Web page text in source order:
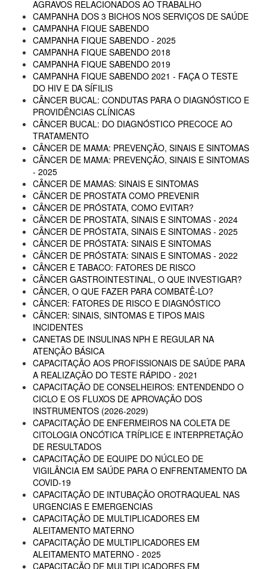
AGRAVOS RELACIONADOS AO TRABALHO
CAMPANHA DOS 3 BICHOS NOS SERVIÇOS DE SAÚDE
CAMPANHA FIQUE SABENDO
CAMPANHA FIQUE SABENDO - 2025
CAMPANHA FIQUE SABENDO 2018
CAMPANHA FIQUE SABENDO 2019
CAMPANHA FIQUE SABENDO 2021 - FAÇA O TESTE
DO HIV E DA SÍFILIS
CÂNCER BUCAL: CONDUTAS PARA O DIAGNÓSTICO E
PROVIDÊNCIAS CLÍNICAS
CÂNCER BUCAL: DO DIAGNÓSTICO PRECOCE AO
TRATAMENTO
CÂNCER DE MAMA: PREVENÇÃO, SINAIS E SINTOMAS
CÂNCER DE MAMA: PREVENÇÃO, SINAIS E SINTOMAS
- 2025
CÂNCER DE MAMAS: SINAIS E SINTOMAS
CÂNCER DE PROSTATA COMO PREVENIR
CÂNCER DE PRÓSTATA, COMO EVITAR?
CÂNCER DE PROSTATA, SINAIS E SINTOMAS - 2024
CÂNCER DE PRÓSTATA, SINAIS E SINTOMAS - 2025
CÂNCER DE PRÓSTATA: SINAIS E SINTOMAS
CÂNCER DE PRÓSTATA: SINAIS E SINTOMAS - 2022
CÂNCER E TABACO: FATORES DE RISCO
CÂNCER GASTROINTESTINAL, O QUE INVESTIGAR?
CÂNCER, O QUE FAZER PARA COMBATÊ-LO?
CÂNCER: FATORES DE RISCO E DIAGNÓSTICO
CÂNCER: SINAIS, SINTOMAS E TIPOS MAIS
INCIDENTES
CANETAS DE INSULINAS NPH E REGULAR NA
ATENÇÃO BÁSICA
CAPACITAÇÃO AOS PROFISSIONAIS DE SAÚDE PARA
A REALIZAÇÃO DO TESTE RÁPIDO - 2021
CAPACITAÇÃO DE CONSELHEIROS: ENTENDENDO O
CICLO E OS FLUXOS DE APROVAÇÃO DOS
INSTRUMENTOS (2026-2029)
CAPACITAÇÃO DE ENFERMEIROS NA COLETA DE
CITOLOGIA ONCÓTICA TRÍPLICE E INTERPRETAÇÃO
DE RESULTADOS
CAPACITAÇÃO DE EQUIPE DO NÚCLEO DE
VIGILÂNCIA EM SAÚDE PARA O ENFRENTAMENTO DA
COVID-19
CAPACITAÇÃO DE INTUBAÇÃO OROTRAQUEAL NAS
URGENCIAS E EMERGENCIAS
CAPACITAÇÃO DE MULTIPLICADORES EM
ALEITAMENTO MATERNO
CAPACITAÇÃO DE MULTIPLICADORES EM
ALEITAMENTO MATERNO - 2025
CAPACITAÇÃO DE MULTIPLICADORES EM